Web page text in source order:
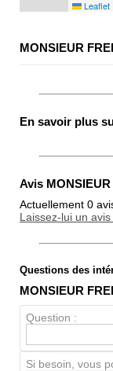
Leaflet
MONSIEUR
En savoir plus
Avis
Actuellement 0
Laissez-lui un avis
Note globale
Questions des
MONSIEUR
Question :
Si besoin, vous